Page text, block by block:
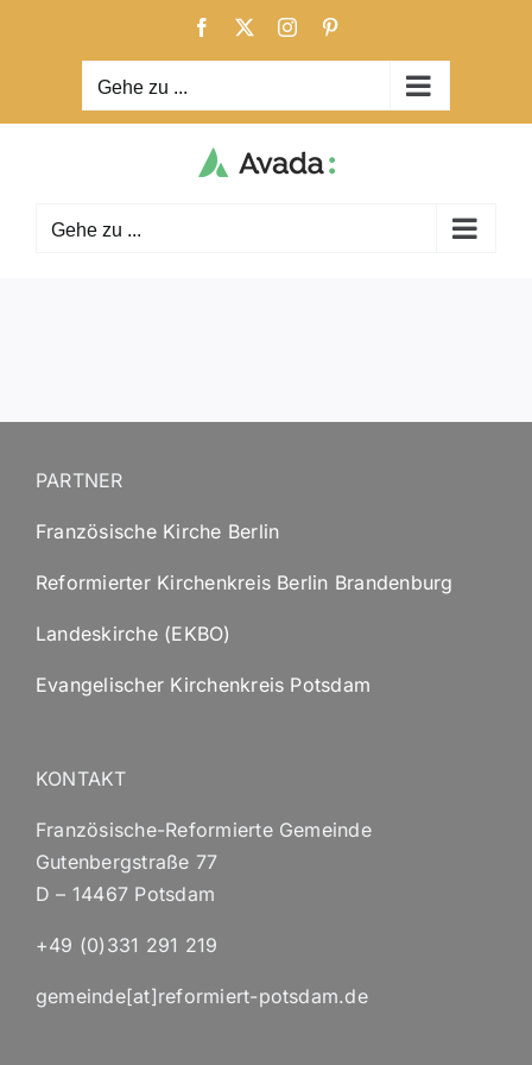
Facebook Instagram
Gehe zu ...
Gehe zu ...
PARTNER
Französische Kirche Berlin
Reformierter Kirchenkreis Berlin Brandenburg
Landeskirche (EKBO)
Evangelischer Kirchenkreis Potsdam
KONTAKT
Französische-Reformierte Gemeinde
Gutenbergstraße 77
D – 14467 Potsdam
+49 (0)331 291 219
gemeinde[at]reformiert-potsdam.de